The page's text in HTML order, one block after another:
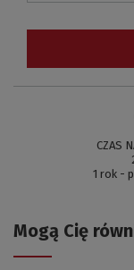
CZAS
1 rok -
Mogą Cię